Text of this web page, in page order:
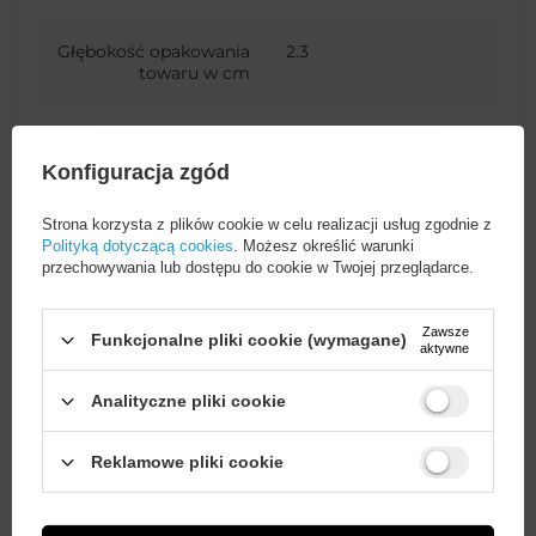
Głębokość opakowania
towaru w cm
2.3
pytania?
Zadaj pytanie a my
odpowiemy niezwłocznie,
najciekawsze pytania i
odpowiedzi publikując dla
innych.
ZADAJ PYTANIE
Wystarczy założyć konto
odblokować zniżki na kolejne
Konfiguracja zgód
Strona korzysta z plików cookie w celu realizacji usług zgodnie z
Polityką dotyczącą cookies . Możesz określić warunki
przechowywania lub dostępu do cookie w Twojej przeglądarce.
Funkcjonalne pliki cookie (wymagane)
Zawsze
aktywne
Analityczne pliki cookie
Reklamowe pliki cookie